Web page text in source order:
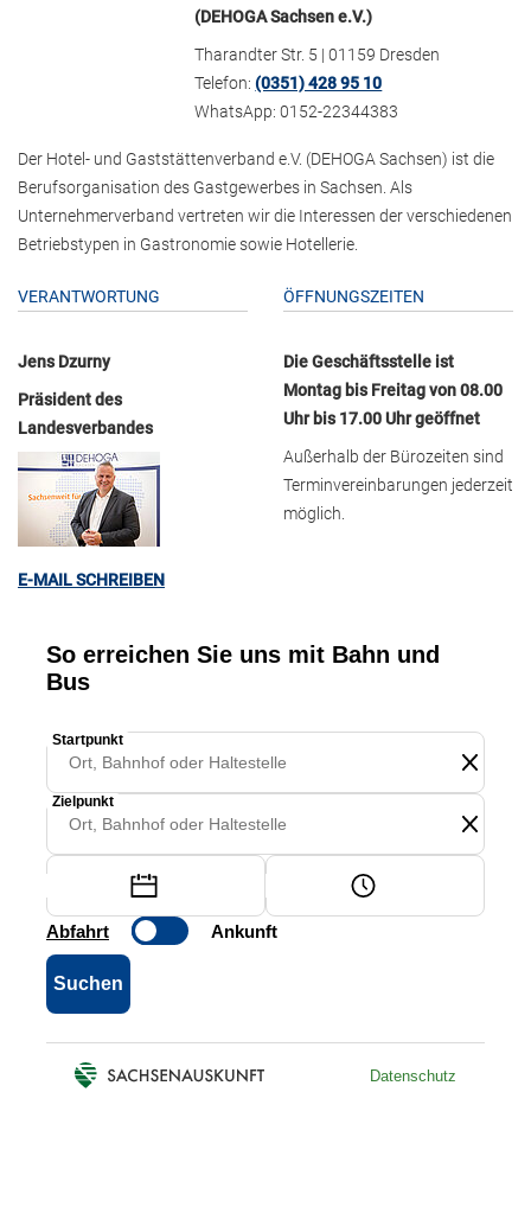
(DEHOGA Sachsen e.V.)
Tharandter Str. 5 | 01159 Dresden
Telefon:(0351) 428 95 10
WhatsApp: 0152-22344383
Der Hotel- und Gaststättenverband e.V. (DEHOGA Sachsen) ist die
Berufsorganisation des Gastgewerbes in Sachsen. Als
Unternehmerverband vertreten wir die Interessen der verschiedenen
Betriebstypen in Gastronomie sowie Hotellerie.
VERANTWORTUNG
Jens Dzurny
Präsident des
Landesverbandes
E-MAIL SCHREIBEN
ÖFFNUNGSZEITEN
Die Geschäftsstelle ist
Montag bis Freitag von 08.00
Uhr bis 17.00 Uhr geöffnet
Außerhalb der Bürozeiten sind
Terminvereinbarungen jederzeit
möglich.